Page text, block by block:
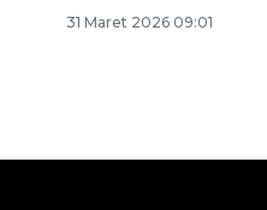
31 Maret 2026 09:01